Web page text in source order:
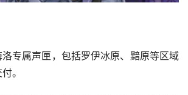
洛专属声匣，包括罗伊冰原、黯原等区域
。